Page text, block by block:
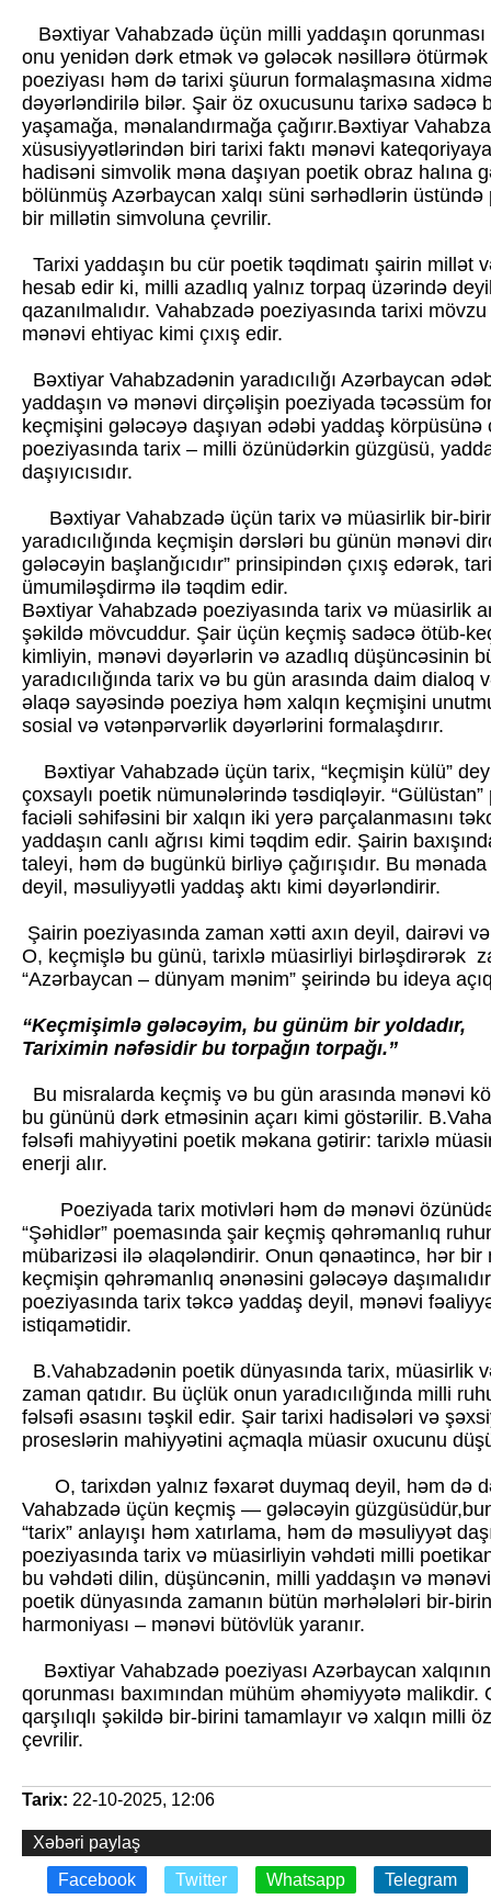
Bəxtiyar Vahabzadə üçün milli yaddaşın
onu yenidən dərk etmək və gələcək nəsillərə
poeziyası həm də tarixi şüurun formalaşmasına
dəyərləndirilə bilər. Şair öz oxucusunu tarixə sadəcə
yaşamağa, mənalandırmağa çağırır.Bəxtiyar
xüsusiyyətlərindən biri tarixi faktı mənəvi
hadisəni simvolik məna daşıyan poetik obraz halına
bölünmüş Azərbaycan xalqı süni sərhədlərin
bir millətin simvoluna çevrilir.
Tarixi yaddaşın bu cür poetik təqdimatı şairin millət
hesab edir ki, milli azadlıq yalnız torpaq üzərində
qazanılmalıdır. Vahabzadə poeziyasında tarixi
mənəvi ehtiyac kimi çıxış edir.
Bəxtiyar Vahabzadənin yaradıcılığı Azərbaycan
yaddaşın və mənəvi dirçəlişin poeziyada təcəssüm
keçmişini gələcəyə daşıyan ədəbi yaddaş
poeziyasında tarix – milli özünüdərkin güzgüsü,
daşıyıcısıdır.
Bəxtiyar Vahabzadə üçün tarix və müasirlik bir-
yaradıcılığında keçmişin dərsləri bu günün mənəvi
gələcəyin başlanğıcıdır” prinsipindən çıxış edərək,
ümumiləşdirmə ilə təqdim edir.
Bəxtiyar Vahabzadə poeziyasında tarix və müasirlik
şəkildə mövcuddur. Şair üçün keçmiş sadəcə ötüb-
kimliyin, mənəvi dəyərlərin və azadlıq düşüncəsinin
yaradıcılığında tarix və bu gün arasında daim
əlaqə sayəsində poeziya həm xalqın keçmişini
sosial və vətənpərvərlik dəyərlərini formalaşdırır.
Bəxtiyar Vahabzadə üçün tarix, “keçmişin külü”
çoxsaylı poetik nümunələrində təsdiqləyir.
faciəli səhifəsini bir xalqın iki yerə parçalanmasını
yaddaşın canlı ağrısı kimi təqdim edir. Şairin
taleyi, həm də bugünkü birliyə çağırışıdır. Bu
deyil, məsuliyyətli yaddaş aktı kimi dəyərləndirir.
Şairin poeziyasında zaman xətti axın deyil, dairəvi
O, keçmişlə bu günü, tarixlə müasirliyi birləşdirərək
“Azərbaycan – dünyam mənim” şeirində bu ideya
“Keçmişimlə gələcəyim, bu günüm bir yoldadır,
Tariximin nəfəsidir bu torpağın torpağı.”
Bu misralarda keçmiş və bu gün arasında mənəvi
bu gününü dərk etməsinin açarı kimi göstərilir.
fəlsəfi mahiyyətini poetik məkana gətirir: tarixlə
enerji alır.
Poeziyada tarix motivləri həm də mənəvi
“Şəhidlər” poemasında şair keçmiş qəhrəmanlıq
mübarizəsi ilə əlaqələndirir. Onun qənaətincə, hər
keçmişin qəhrəmanlıq ənənəsini gələcəyə
poeziyasında tarix təkcə yaddaş deyil, mənəvi
istiqamətidir.
B.Vahabzadənin poetik dünyasında tarix, müasirlik
zaman qatıdır. Bu üçlük onun yaradıcılığında milli
fəlsəfi əsasını təşkil edir. Şair tarixi hadisələri və
proseslərin mahiyyətini açmaqla müasir oxucunu
O, tarixdən yalnız fəxarət duymaq deyil, həm də
Vahabzadə üçün keçmiş — gələcəyin
“tarix” anlayışı həm xatırlama, həm də məsuliyyət
poeziyasında tarix və müasirliyin vəhdəti milli
bu vəhdəti dilin, düşüncənin, milli yaddaşın və
poetik dünyasında zamanın bütün mərhələləri bir-
harmoniyası – mənəvi bütövlük yaranır.
Bəxtiyar Vahabzadə poeziyası Azərbaycan
qorunması baxımından mühüm əhəmiyyətə
qarşılıqlı şəkildə bir-birini tamamlayır və xalqın milli
çevrilir.
Tarix: 22-10-2025, 12:06
Xəbəri paylaş
Facebook
Twitter Whatsapp Telegram